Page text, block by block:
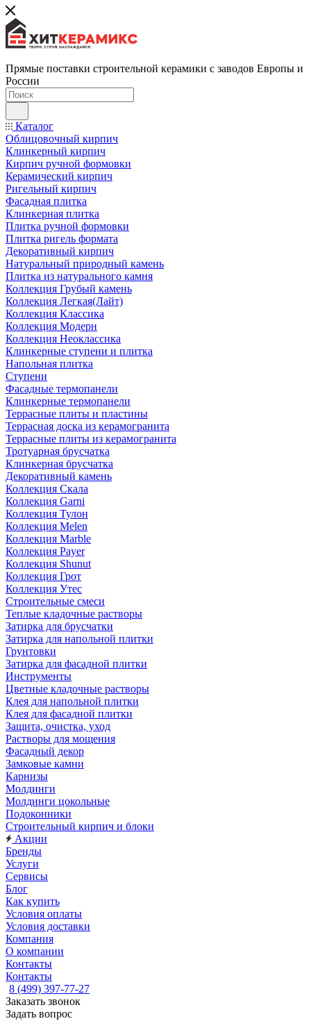
Прямые поставки строительной керамики с заводов Европы и
России
Каталог
Облицовочный кирпич
Клинкерный кирпич
Кирпич ручной формовки
Керамический кирпич
Ригельный кирпич
Фасадная плитка
Клинкерная плитка
Плитка ручной формовки
Плитка ригель формата
Декоративный кирпич
Натуральный природный камень
Плитка из натурального камня
Коллекция Грубый камень
Коллекция Легкая(Лайт)
Коллекция Классика
Коллекция Модерн
Коллекция Неоклассика
Клинкерные ступени и плитка
Напольная плитка
Ступени
Фасадные термопанели
Клинкерные термопанели
Террасные плиты и пластины
Террасная доска из керамогранита
Террасные плиты из керамогранита
Тротуарная брусчатка
Клинкерная брусчатка
Декоративный камень
Коллекция Скала
Коллекция Garni
Коллекция Тулон
Коллекция Melen
Коллекция Marble
Коллекция Payer
Коллекция Shunut
Коллекция Грот
Коллекция Утес
Строительные смеси
Теплые кладочные растворы
Затирка для брусчатки
Затирка для напольной плитки
Грунтовки
Затирка для фасадной плитки
Инструменты
Цветные кладочные растворы
Клея для напольной плитки
Клея для фасадной плитки
Защита, очистка, уход
Растворы для мощения
Фасадный декор
Замковые камни
Карнизы
Молдинги
Молдинги цокольные
Подоконники
Строительный кирпич и блоки
Акции
Бренды
Услуги
Сервисы
Блог
Как купить
Условия оплаты
Условия доставки
Компания
О компании
Контакты
Контакты
8 (499) 397-77-27
Заказать звонок
Задать вопрос